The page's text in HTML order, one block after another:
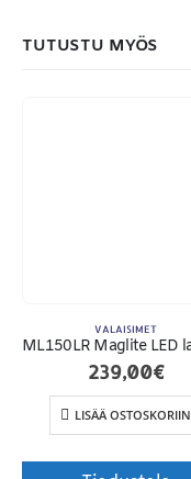
TUTUSTU MYÖS
VALAISIMET
239,00€
LISÄÄ OSTOSKORIIN
Toimitusehdot